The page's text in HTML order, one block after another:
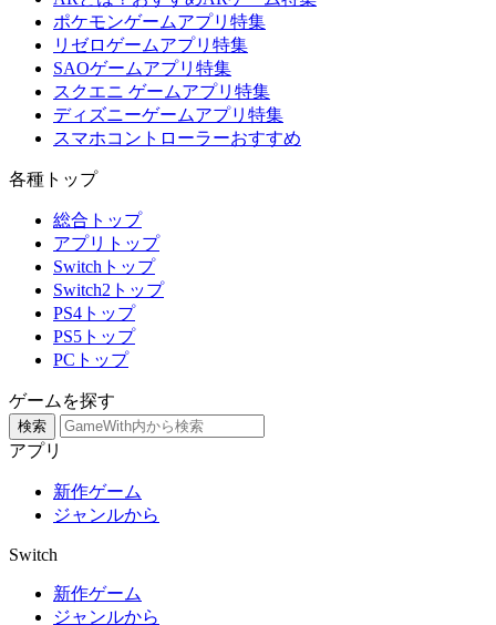
ポケモンゲームアプリ特集
リゼロゲームアプリ特集
SAOゲームアプリ特集
スクエニ ゲームアプリ特集
ディズニーゲームアプリ特集
スマホコントローラーおすすめ
各種トップ
総合トップ
アプリトップ
Switchトップ
Switch2トップ
PS4トップ
PS5トップ
PCトップ
ゲームを探す
検索
アプリ
新作ゲーム
ジャンルから
Switch
新作ゲーム
ジャンルから